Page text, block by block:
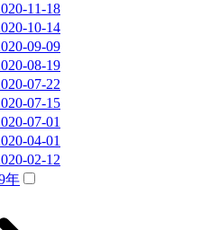
11-18
10-14
09-09
08-19
07-22
07-15
07-01
04-01
02-12
年